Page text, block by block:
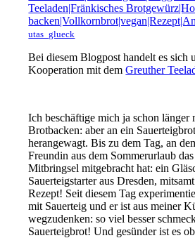
utas_glueck
Bei diesem Blogpost handelt es sich
Kooperation mit demGreuther
Ich beschäftige mich ja schon länger
Brotbacken: aber an ein
herangewagt. Bis zu dem Tag, an
Freundin aus dem Sommerurlaub
Mitbringsel mitgebracht hat: ein
Sauerteigstarter aus Dresden,
Rezept! Seit diesem Tag
mit Sauerteig und er ist aus meiner
wegzudenken: so viel besser
Sauerteigbrot! Und gesünder ist es